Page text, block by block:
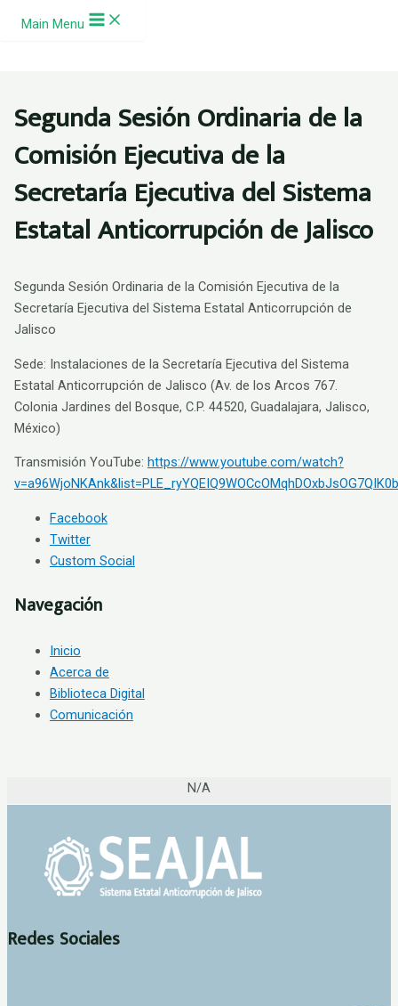
Ir al contenido
Main Menu
Segunda Sesión Ordinaria de la
Comisión Ejecutiva de la
Secretaría Ejecutiva del Sistema
Estatal Anticorrupción de Jalisco
Segunda Sesión Ordinaria de la Comisión Ejecutiva de la
Secretaría Ejecutiva del Sistema Estatal Anticorrupción de
Jalisco
Sede: Instalaciones de la Secretaría Ejecutiva del Sistema
Estatal Anticorrupción de Jalisco (Av. de los Arcos 767.
Colonia Jardines del Bosque, C.P. 44520, Guadalajara, Jalisco,
México)
Transmisión YouTube: https://www.youtube.com/watch?
Facebook
Twitter
Custom Social
Navegación
Inicio
Acerca de
Biblioteca Digital
Comunicación
N/A
Redes Sociales